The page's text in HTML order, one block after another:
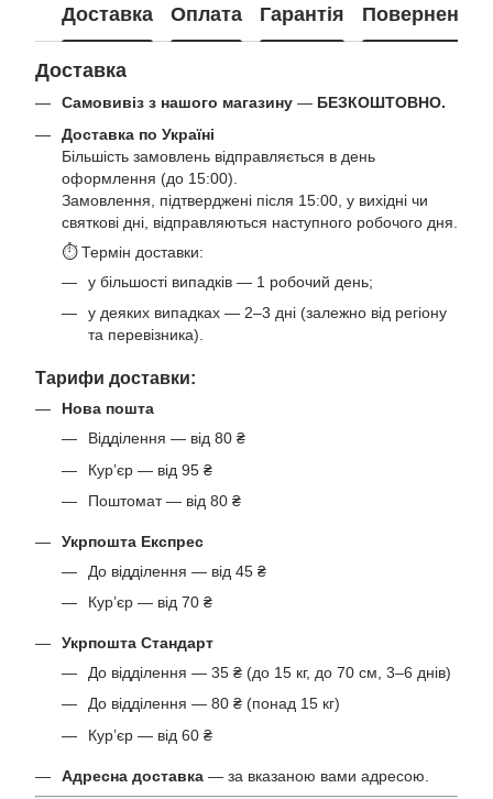
Доставка Оплата Гарантія Повернення
Доставка
Самовивіз з нашого магазину — БЕЗКОШТОВНО.
Доставка по Україні
Більшість замовлень відправляється в день
оформлення (до 15:00).
Замовлення, підтверджені після 15:00, у вихідні чи
святкові дні, відправляються наступного робочого дня.
⏱ Термін доставки:
у більшості випадків — 1 робочий день;
у деяких випадках — 2–3 дні (залежно від регіону
та перевізника).
Тарифи доставки:
Нова пошта
Відділення — від 80 ₴
Кур’єр — від 95 ₴
Поштомат — від 80 ₴
Укрпошта Експрес
До відділення — від 45 ₴
Кур’єр — від 70 ₴
Укрпошта Стандарт
До відділення — 35 ₴ (до 15 кг, до 70 см, 3–6 днів)
До відділення — 80 ₴ (понад 15 кг)
Кур’єр — від 60 ₴
Адресна доставка — за вказаною вами адресою.